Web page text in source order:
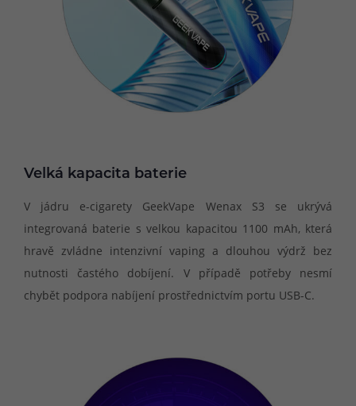
Velká kapacita baterie
V jádru e-cigarety GeekVape Wenax S3 se ukrývá
integrovaná baterie s velkou kapacitou 1100 mAh, která
hravě zvládne intenzivní vaping a dlouhou výdrž bez
nutnosti častého dobíjení. V případě potřeby nesmí
chybět podpora nabíjení prostřednictvím portu USB-C.